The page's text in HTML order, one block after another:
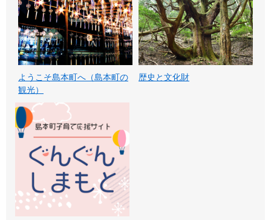
ようこそ島本町へ（島本町の
観光）
歴史と文化財